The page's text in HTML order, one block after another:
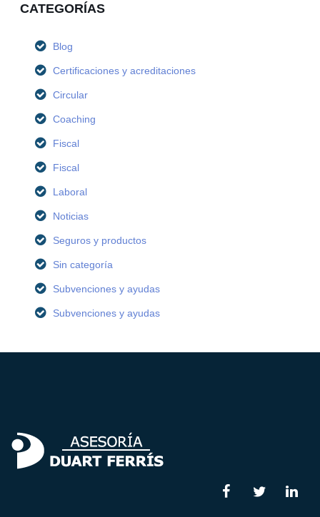
CATEGORÍAS
Blog
Certificaciones y acreditaciones
Circular
Coaching
Fiscal
Fiscal
Laboral
Noticias
Seguros y productos
Sin categoría
Subvenciones y ayudas
Subvenciones y ayudas